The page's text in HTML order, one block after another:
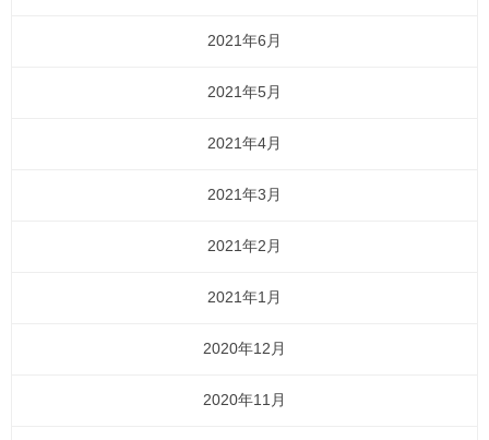
2021年6月
2021年5月
2021年4月
2021年3月
2021年2月
2021年1月
2020年12月
2020年11月